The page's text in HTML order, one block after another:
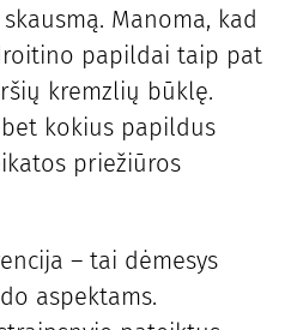
Manoma, kad
papildai taip pat
kremzlių būklę.
kokius papildus
priežiūros
– tai dėmesys
aspektams.